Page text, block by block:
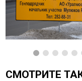
СМОТРИТЕ